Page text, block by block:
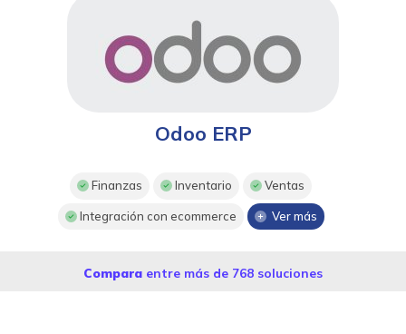
Odoo ERP
Finanzas Inventario Ventas
Integración con ecommerce Ver más
Compara entre más de 768 soluciones